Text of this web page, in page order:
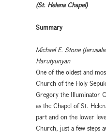
(St. Helena Chapel)
Summary
Michael E. Stone
Harutyunyan
One of the oldest and
Church of the Holy
Gregory the Illuminator
as the Chapel of St.
part and on the lower
Church, just a few steps